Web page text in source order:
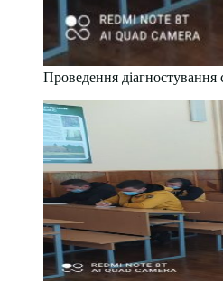
Проведення діагностування